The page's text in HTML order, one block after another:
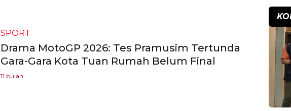
SPORT
Drama MotoGP 2026: Tes Pramusim Tertunda
Gara-Gara Kota Tuan Rumah Belum Final
11 bulan